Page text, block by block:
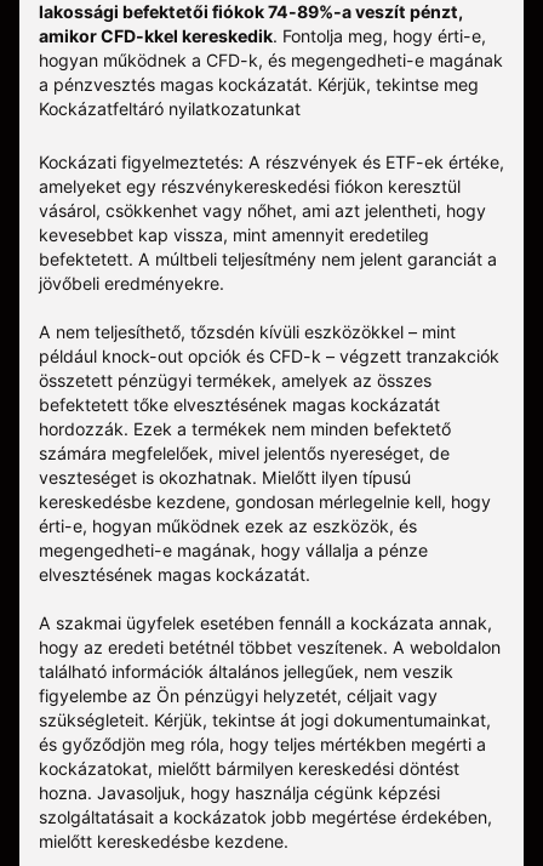
lakossági befektetői fiókok 74-89%-a veszít pénzt,
amikor CFD-kkel kereskedik. Fontolja meg, hogy érti-e,
hogyan működnek a CFD-k, és megengedheti-e magának
a pénzvesztés magas kockázatát. Kérjük, tekintse meg
Kockázatfeltáró nyilatkozatunkat
Kockázati figyelmeztetés: A részvények és ETF-ek értéke,
amelyeket egy részvénykereskedési fiókon keresztül
vásárol, csökkenhet vagy nőhet, ami azt jelentheti, hogy
kevesebbet kap vissza, mint amennyit eredetileg
befektetett. A múltbeli teljesítmény nem jelent garanciát a
jövőbeli eredményekre.
A nem teljesíthető, tőzsdén kívüli eszközökkel – mint
például knock-out opciók és CFD-k – végzett tranzakciók
összetett pénzügyi termékek, amelyek az összes
befektetett tőke elvesztésének magas kockázatát
hordozzák. Ezek a termékek nem minden befektető
számára megfelelőek, mivel jelentős nyereséget, de
veszteséget is okozhatnak. Mielőtt ilyen típusú
kereskedésbe kezdene, gondosan mérlegelnie kell, hogy
érti-e, hogyan működnek ezek az eszközök, és
megengedheti-e magának, hogy vállalja a pénze
elvesztésének magas kockázatát.
A szakmai ügyfelek esetében fennáll a kockázata annak,
hogy az eredeti betétnél többet veszítenek. A weboldalon
található információk általános jellegűek, nem veszik
figyelembe az Ön pénzügyi helyzetét, céljait vagy
szükségleteit. Kérjük, tekintse át jogi dokumentumainkat,
és győződjön meg róla, hogy teljes mértékben megérti a
kockázatokat, mielőtt bármilyen kereskedési döntést
hozna. Javasoljuk, hogy használja cégünk képzési
szolgáltatásait a kockázatok jobb megértése érdekében,
mielőtt kereskedésbe kezdene.